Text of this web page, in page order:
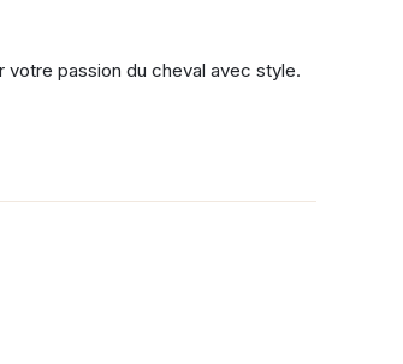
passion du cheval avec style.